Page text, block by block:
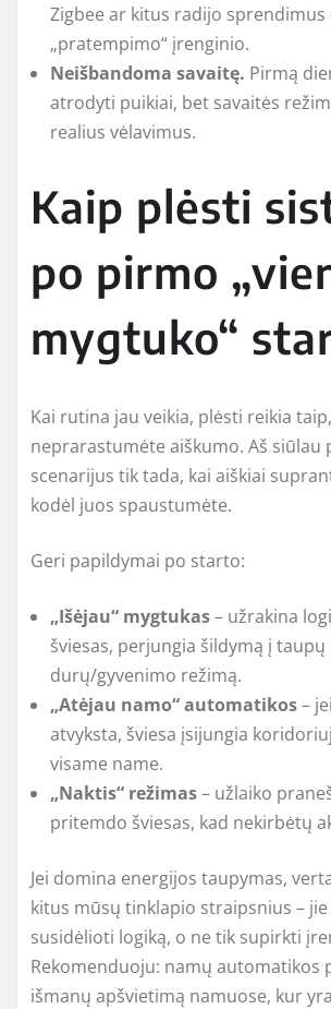
Zigbee ar kitus radijo sprendimus
„pratempimo“ įrenginio.
Neišbandoma savaitę. Pirmą
atrodyti puikiai, bet savaitės
realius vėlavimus.
Kaip plėsti
po pirmo
mygtuko“
Kai rutina jau veikia, plėsti reikia
neprarastumėte aiškumo. Aš siūlau
scenarijus tik tada, kai aiškiai
kodėl juos spaustumėte.
Geri papildymai po starto:
„Išėjau“ mygtukas– užrakina
šviesas, perjungia šildymą į
durų/gyvenimo režimą.
„Atėjau namo“ automatikos–
atvyksta, šviesa įsijungia
visame name.
„Naktis“ režimas– užlaiko
pritemdo šviesas, kad nekirbėtų
Jei domina energijos taupymas,
kitus mūsų tinklapio straipsnius –
susidėlioti logiką, o ne tik supirkti
Rekomenduoju: namų automatikos
išmanų apšvietimą namuose, kur